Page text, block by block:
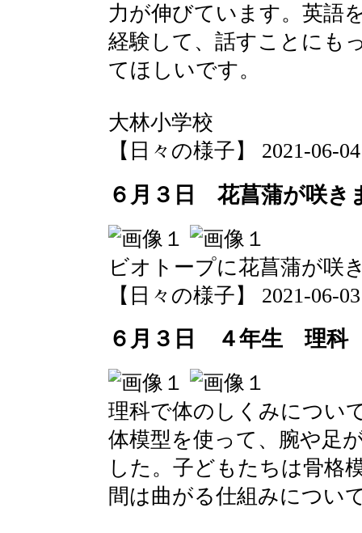
力が伸びています。英語
経験して、話すことにも
てほしいです。
大林小学校
【日々の様子】 2021-06-
６月３日 花菖蒲が咲き
ビオトープに花菖蒲が咲
【日々の様子】 2021-06-
６月３日 ４年生 理科
理科で体のしくみについ
体模型を使って、腕や足
した。子どもたちは骨格
間は曲がる仕組みについ